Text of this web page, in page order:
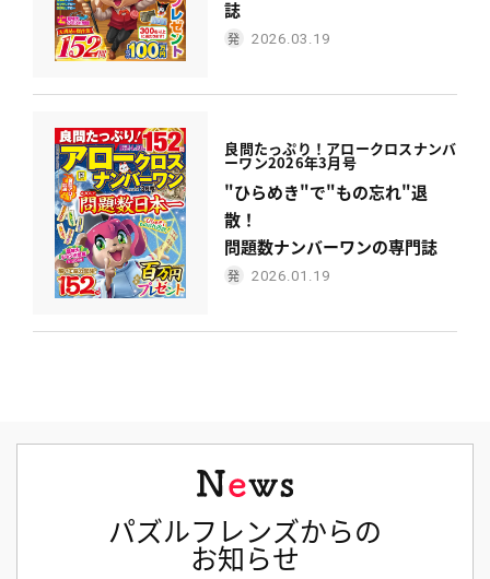
誌
2026.03.19
良問たっぷり！ アロークロスナンバ
ーワン2026年3月号
"ひらめき"で"もの忘れ"退
散！
問題数ナンバーワンの専門誌
2026.01.19
パズルフレンズからの
お知らせ